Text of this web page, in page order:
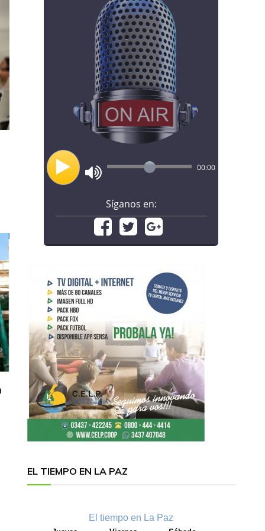
00:00
Síganos en:
EL TIEMPO EN LA PAZ
El tiempo en La Paz